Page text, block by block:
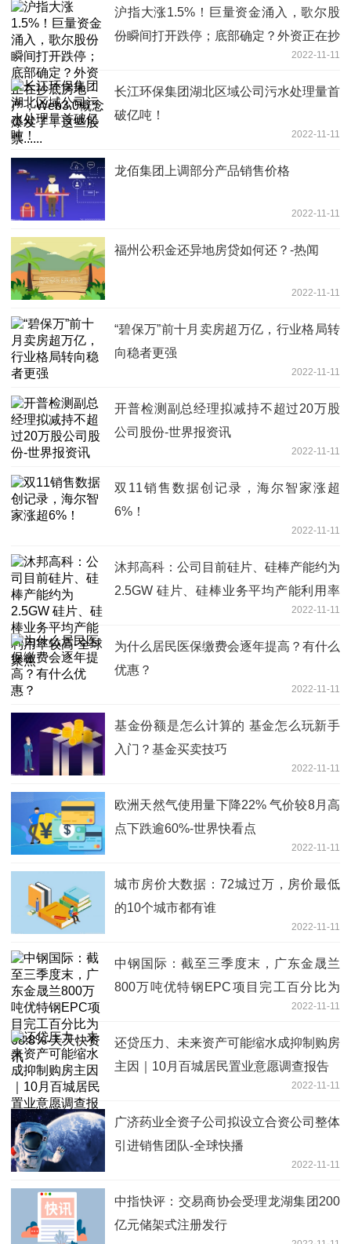
沪指大涨1.5%！巨量资金涌入，歌尔股
份瞬间打开跌停；底部确定？外资正在抄
底房地产；Web3.0概念爆发了，这些股
票......
2022-11-11
长江环保集团湖北区域公司污水处理量首
破亿吨！
2022-11-11
龙佰集团上调部分产品销售价格
2022-11-11
福州公积金还异地房贷如何还？-热闻
2022-11-11
“碧保万”前十月卖房超万亿，行业格局转
向稳者更强
2022-11-11
开普检测副总经理拟减持不超过20万股
公司股份-世界报资讯
2022-11-11
双11销售数据创记录，海尔智家涨超
6%！
2022-11-11
沐邦高科：公司目前硅片、硅棒产能约为
2.5GW 硅片、硅棒业务平均产能利用率
2022-11-11
为什么居民医保缴费会逐年提高？有什么
优惠？
2022-11-11
基金份额是怎么计算的 基金怎么玩新手
入门？基金买卖技巧
2022-11-11
欧洲天然气使用量下降22% 气价较8月高
点下跌逾60%-世界快看点
2022-11-11
城市房价大数据：72城过万，房价最低
的10个城市都有谁
2022-11-11
中钢国际：截至三季度末，广东金晟兰
800万吨优特钢EPC项目完工百分比为
2022-11-11
还贷压力、未来资产可能缩水成抑制购房
主因｜10月百城居民置业意愿调查报告
2022-11-11
广济药业全资子公司拟设立合资公司整体
引进销售团队-全球快播
2022-11-11
中指快评：交易商协会受理龙湖集团200
亿元储架式注册发行